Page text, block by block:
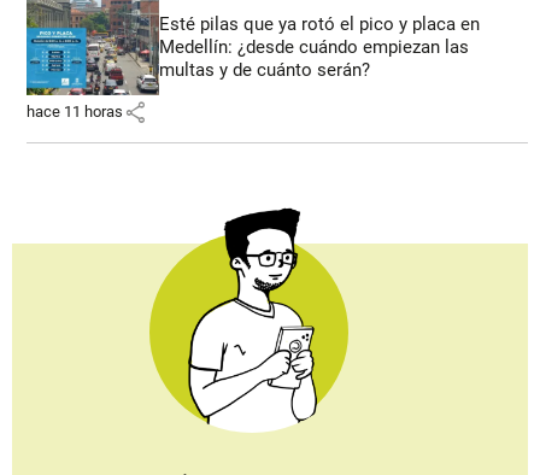
Esté pilas que ya rotó el pico y placa en
Medellín: ¿desde cuándo empiezan las
multas y de cuánto serán?
hace 11 horas share